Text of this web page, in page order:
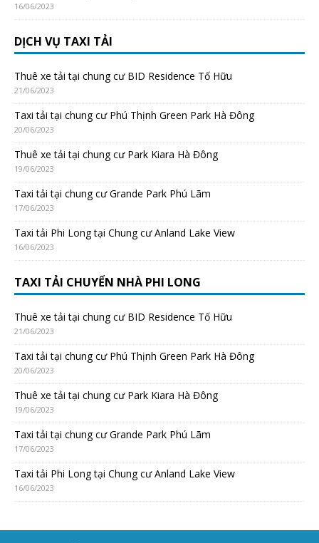
16/06/2023
DỊCH VỤ TAXI TẢI
Thuê xe tải tại chung cư BID Residence Tố Hữu
21/06/2023
Taxi tải tại chung cư Phú Thịnh Green Park Hà Đông
20/06/2023
Thuê xe tải tại chung cư Park Kiara Hà Đông
19/06/2023
Taxi tải tại chung cư Grande Park Phú Lãm
17/06/2023
Taxi tải Phi Long tại Chung cư Anland Lake View
16/06/2023
TAXI TẢI CHUYỂN NHÀ PHI LONG
Thuê xe tải tại chung cư BID Residence Tố Hữu
21/06/2023
Taxi tải tại chung cư Phú Thịnh Green Park Hà Đông
20/06/2023
Thuê xe tải tại chung cư Park Kiara Hà Đông
19/06/2023
Taxi tải tại chung cư Grande Park Phú Lãm
17/06/2023
Taxi tải Phi Long tại Chung cư Anland Lake View
16/06/2023